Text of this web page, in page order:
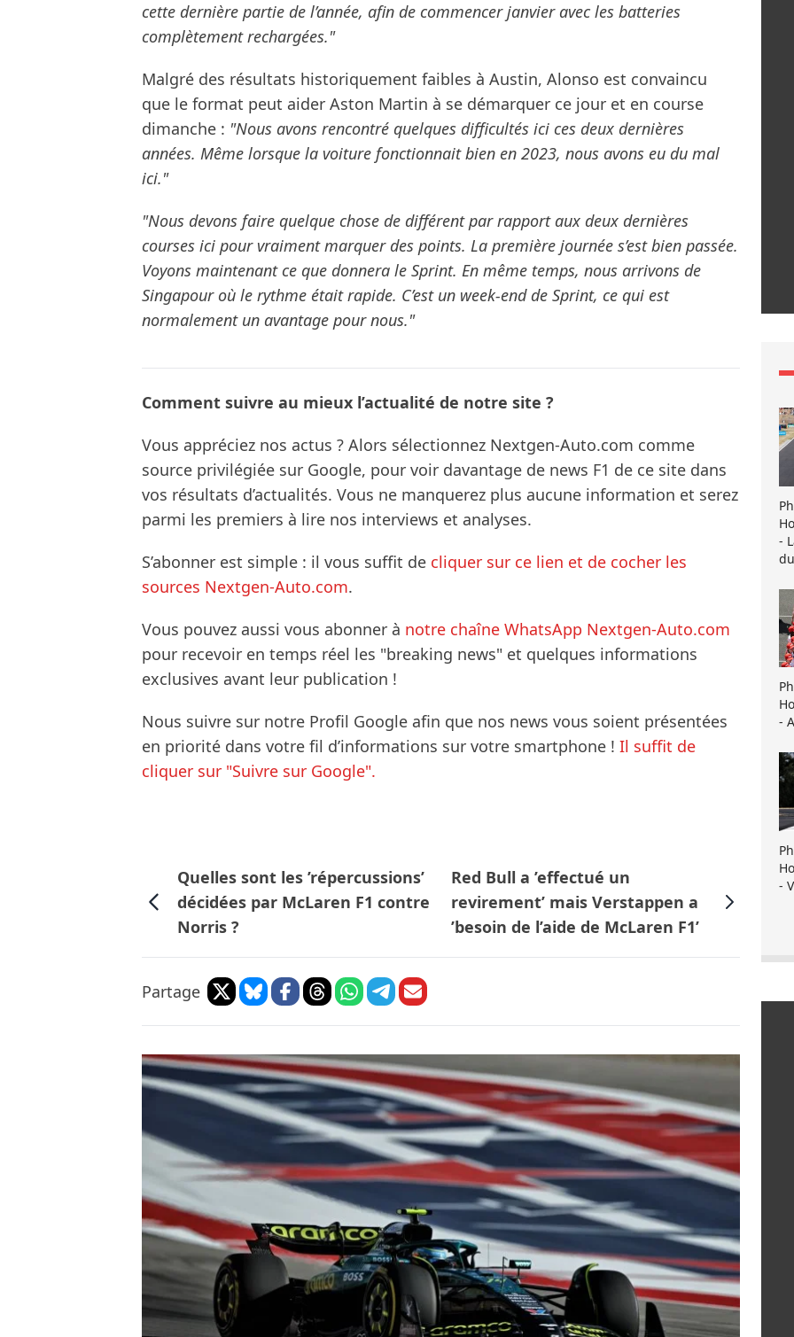
cette dernière partie de l’année, afin de commencer janvier avec les batteries
complètement rechargées."
Malgré des résultats historiquement faibles à Austin, Alonso est convaincu
que le format peut aider Aston Martin à se démarquer ce jour et en course
dimanche : "Nous avons rencontré quelques difficultés ici ces deux dernières
années. Même lorsque la voiture fonctionnait bien en 2023, nous avons eu du mal
ici."
"Nous devons faire quelque chose de différent par rapport aux deux dernières
courses ici pour vraiment marquer des points. La première journée s’est bien passée.
Voyons maintenant ce que donnera le Sprint. En même temps, nous arrivons de
Singapour où le rythme était rapide. C’est un week-end de Sprint, ce qui est
normalement un avantage pour nous."
Comment suivre au mieux l’actualité de notre site ?
Vous appréciez nos actus ? Alors sélectionnez Nextgen-Auto.com comme
source privilégiée sur Google, pour voir davantage de news F1 de ce site dans
vos résultats d’actualités. Vous ne manquerez plus aucune information et serez
parmi les premiers à lire nos interviews et analyses.
S’abonner est simple : il vous suffit de cliquer sur ce lien et de cocher les
sources Nextgen-Auto.com.
Vous pouvez aussi vous abonner à notre chaîne WhatsApp Nextgen-Auto.com
pour recevoir en temps réel les "breaking news" et quelques informations
exclusives avant leur publication !
Nous suivre sur notre Profil Google afin que nos news vous soient présentées
en priorité dans votre fil d’informations sur votre smartphone ! Il suffit de
cliquer sur "Suivre sur Google".
Quelles sont les ’répercussions’
décidées par McLaren F1 contre
Norris ?
Red Bull a ’effectué un
revirement’ mais Verstappen a
’besoin de l’aide de McLaren F1’
Partage
-
-
-